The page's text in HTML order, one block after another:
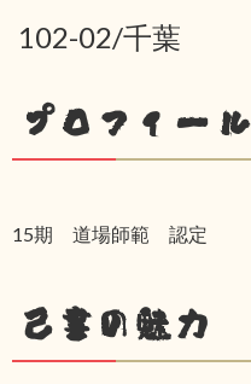
102-02/千葉
プロフィール
15期 道場師範 認定
己書の魅力